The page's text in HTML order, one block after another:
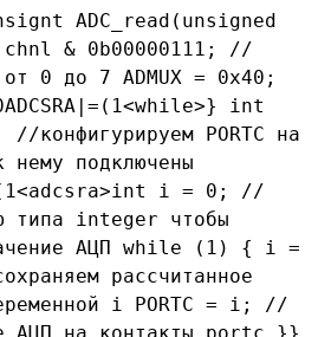
ADC_read(unsigned
& 0b00000111; //
0 до 7 ADMUX = 0x40;
int
//конфигурируем PORTC на
нему подключены
i = 0; //
типа integer чтобы
АЦП while (1) { i =
рассчитанное
i PORTC = i; //